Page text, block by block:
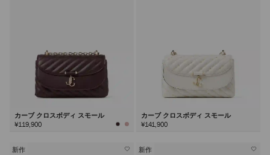
カーブ クロスボディ スモール
¥119,900
カーブ クロスボディ スモール
¥141,900
新作 新作